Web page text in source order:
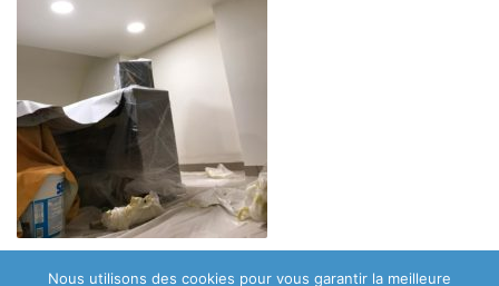
Nous utilisons des cookies pour vous garantir la meilleure